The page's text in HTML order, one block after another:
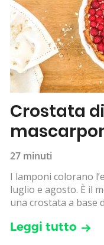
Crostata
27 minuti
I lamponi colorano
luglio e agosto. È il
una crostata a base
Leggi tutto